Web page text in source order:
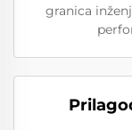
granica